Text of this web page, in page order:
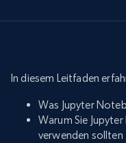
In diesem Leitfaden
Was Jupyter
Warum Sie
verwenden sollten